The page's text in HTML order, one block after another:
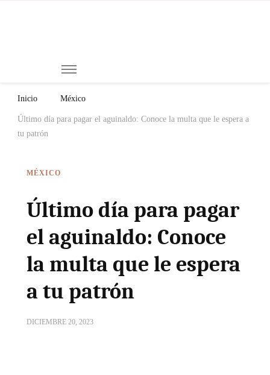
Inicio México
Último día para pagar el aguinaldo: Conoce la multa que le espera a
tu patrón
MÉXICO
Último día para pagar
el aguinaldo: Conoce
la multa que le espera
a tu patrón
DICIEMBRE 20, 2023